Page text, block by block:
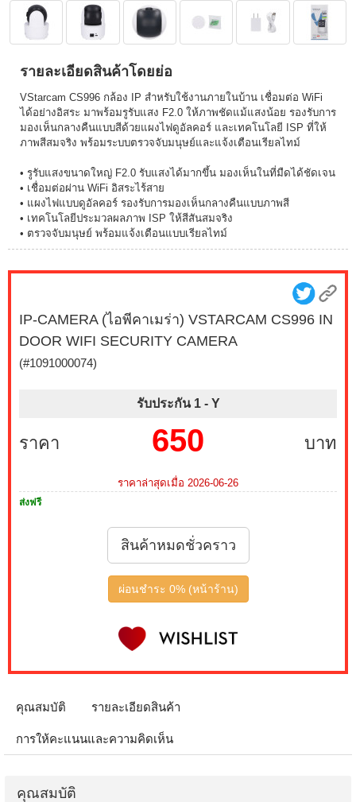
รายละเอียดสินค้าโดยย่อ
VStarcam CS996 กล้อง IP สำหรับใช้งานภายในบ้าน เชื่อมต่อ WiFi
ได้อย่างอิสระ มาพร้อมรูรับแสง F2.0 ให้ภาพชัดแม้แสงน้อย รองรับการ
มองเห็นกลางคืนแบบสีด้วยแผงไฟดูอัลคอร์ และเทคโนโลยี ISP ที่ให้
ภาพสีสมจริง พร้อมระบบตรวจจับมนุษย์และแจ้งเตือนเรียลไทม์
• รูรับแสงขนาดใหญ่ F2.0 รับแสงได้มากขึ้น มองเห็นในที่มืดได้ชัดเจน
• เชื่อมต่อผ่าน WiFi อิสระไร้สาย
• แผงไฟแบบดูอัลคอร์ รองรับการมองเห็นกลางคืนแบบภาพสี
• เทคโนโลยีประมวลผลภาพ ISP ให้สีสันสมจริง
• ตรวจจับมนุษย์ พร้อมแจ้งเตือนแบบเรียลไทม์
IP-CAMERA (ไอพีคาเมร่า) VSTARCAM CS996 IN
DOOR WIFI SECURITY CAMERA
(#1091000074)
รับประกัน 1 - Y
ราคา บาท
650
ราคาล่าสุดเมื่อ 2026-06-26
ส่งฟรี
สินค้าหมดชั่วคราว
ผ่อนชำระ 0% (หน้าร้าน)
คุณสมบัติ รายละเอียดสินค้า
การให้คะแนนและความคิดเห็น
คุณสมบัติ